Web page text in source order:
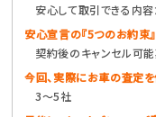
安心して取引できる内
安心宣言の『5つのお約束
契約後のキャンセル可
今回、実際にお車の査定を
3〜5社